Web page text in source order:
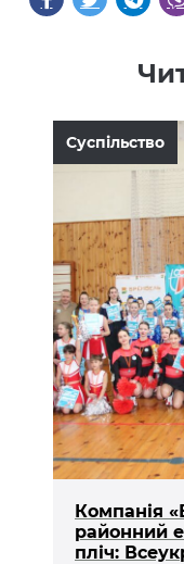
Суспільство
Компанія
районний
пліч: